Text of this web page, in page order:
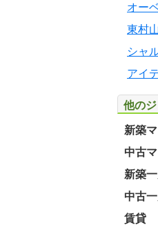
オー
東村
シャ
アイ
他の
新築
中古
新築
中古
賃貸